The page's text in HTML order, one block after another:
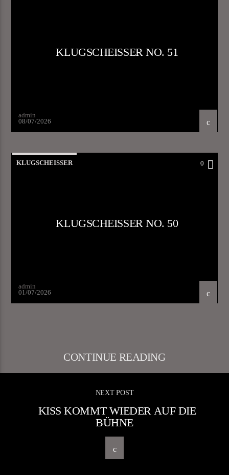
KLUGSCHEISSER NO. 51
admin
08/07/2026
KLUGSCHEISSER 0
KLUGSCHEISSER NO. 50
admin
01/07/2026
CONTINUE READING
NEXT POST
KISS KOMMT WIEDER AUF DIE
BÜHNE